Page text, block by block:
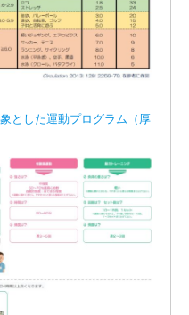
とした運動プログラム（厚